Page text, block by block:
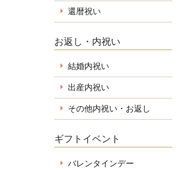
還暦祝い
お返し・内祝い
結婚内祝い
出産内祝い
その他内祝い・お返し
ギフトイベント
バレンタインデー